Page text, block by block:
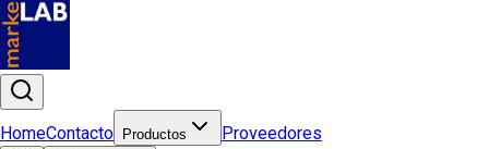
HomeContacto Productos Proveedores